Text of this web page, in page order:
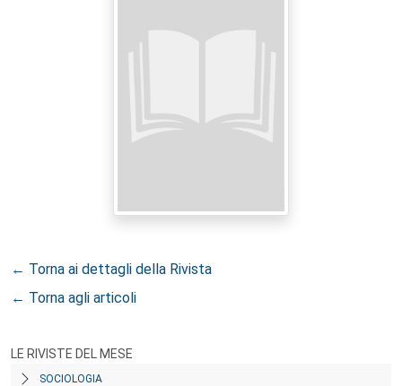
← Torna ai dettagli della Rivista
← Torna agli articoli
LE RIVISTE DEL MESE
SOCIOLOGIA